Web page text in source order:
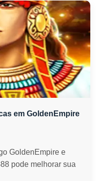
em GoldenEmpire
GoldenEmpire e
pode melhorar sua